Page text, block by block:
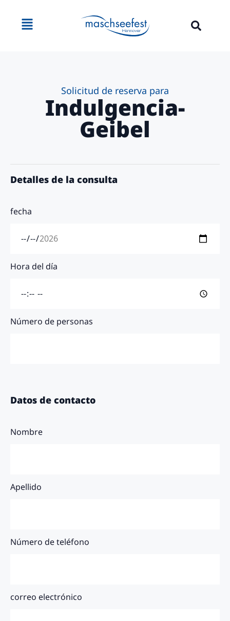
Solicitud de reserva para
Indulgencia-
Geibel
Detalles de la consulta
fecha
Hora del día
Número de personas
Datos de contacto
Nombre
Apellido
Número de teléfono
correo electrónico